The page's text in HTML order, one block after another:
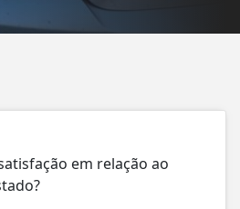
em relação ao